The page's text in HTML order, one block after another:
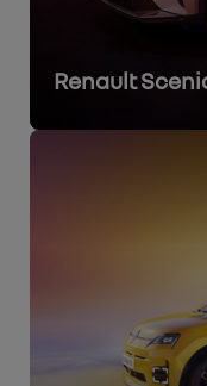
Renault